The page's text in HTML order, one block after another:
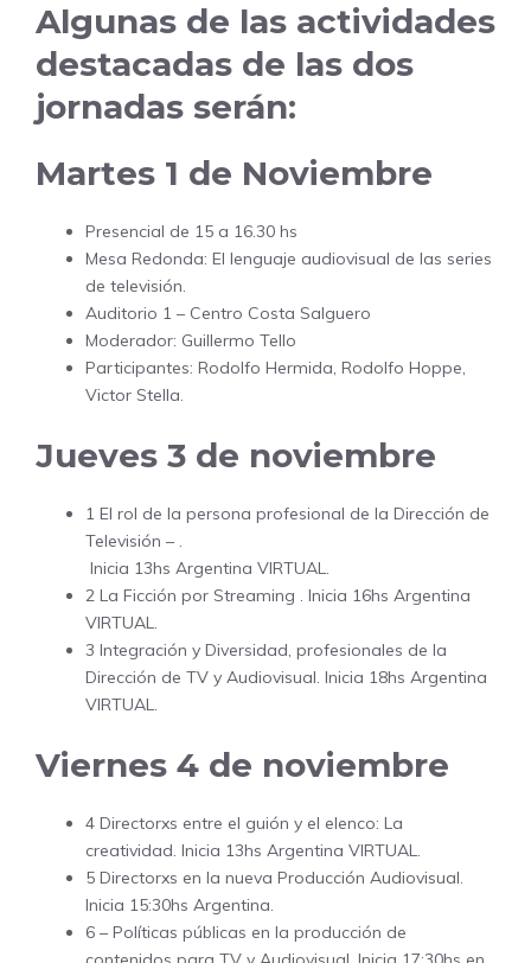
Algunas de las actividades
destacadas de las dos
jornadas serán:
Martes 1 de Noviembre
Presencial de 15 a 16.30 hs
Mesa Redonda: El lenguaje audiovisual de las series
de televisión.
Auditorio 1 – Centro Costa Salguero
Moderador: Guillermo Tello
Participantes: Rodolfo Hermida, Rodolfo Hoppe,
Victor Stella.
Jueves 3 de noviembre
1 El rol de la persona profesional de la Dirección de
Televisión – .
Inicia 13hs Argentina VIRTUAL.
2 La Ficción por Streaming . Inicia 16hs Argentina
VIRTUAL.
3 Integración y Diversidad, profesionales de la
Dirección de TV y Audiovisual. Inicia 18hs Argentina
VIRTUAL.
Viernes 4 de noviembre
4 Directorxs entre el guión y el elenco: La
creatividad. Inicia 13hs Argentina VIRTUAL.
5 Directorxs en la nueva Producción Audiovisual.
Inicia 15:30hs Argentina.
6 – Políticas públicas en la producción de